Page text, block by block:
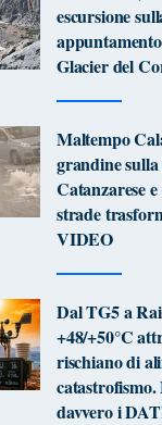
escursione
Glacier del
Maltempo
grandine
Catanzarese
strade
VIDEO
Dal TG5 a
+48/+50°C
rischiano di
catastrofismo.
davvero i